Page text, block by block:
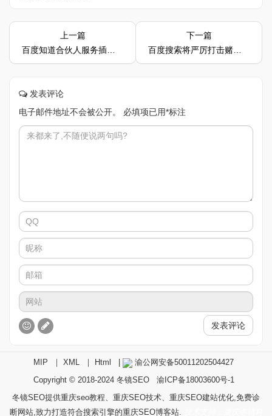
上一篇
百度知道合伙人服务插件权益开通及使用说明
下一篇
百度搜索将严厉打击赌博等违法违规内容
发表评论
电子邮件地址不会被公开。
必填项已用*标注
发表评论
MIP ｜ XML ｜ Html
渝公网安备50011202504427
Copyright © 2018-2024 冬镜SEO
渝ICP备18003600号-1
冬镜SEO提供重庆seo教程、重庆SEO技术、重庆SEO建站优化,免费诊
断网站,致力打造符合搜索引擎的重庆SEO博客站.